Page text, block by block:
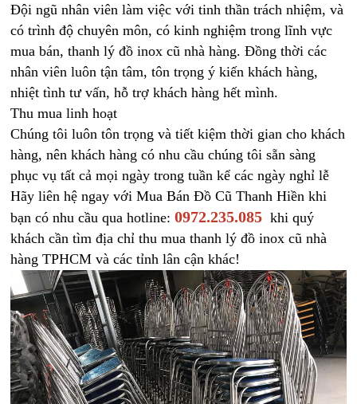
Đội ngũ nhân viên làm việc với tinh thần trách nhiệm, và
có trình độ chuyên môn, có kinh nghiệm trong lĩnh vực
mua bán, thanh lý đồ inox cũ nhà hàng. Đồng thời các
nhân viên luôn tận tâm, tôn trọng ý kiến khách hàng,
nhiệt tình tư vấn, hỗ trợ khách hàng hết mình.
Thu mua linh hoạt
Chúng tôi luôn tôn trọng và tiết kiệm thời gian cho khách
hàng, nên khách hàng có nhu cầu chúng tôi sẵn sàng
phục vụ tất cả mọi ngày trong tuần kể các ngày nghỉ lễ
Hãy liên hệ ngay với Mua Bán Đồ Cũ Thanh Hiền khi
bạn có nhu cầu qua hotline:0972.235.085 khi quý
khách cần tìm địa chỉ thu mua thanh lý đồ inox cũ nhà
hàng TPHCM và các tỉnh lân cận khác!